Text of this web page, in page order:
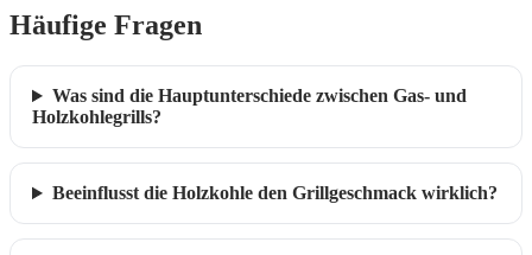
Häufige Fragen
Was sind die Hauptunterschiede zwischen Gas- und
Holzkohlegrills?
Beeinflusst die Holzkohle den Grillgeschmack wirklich?